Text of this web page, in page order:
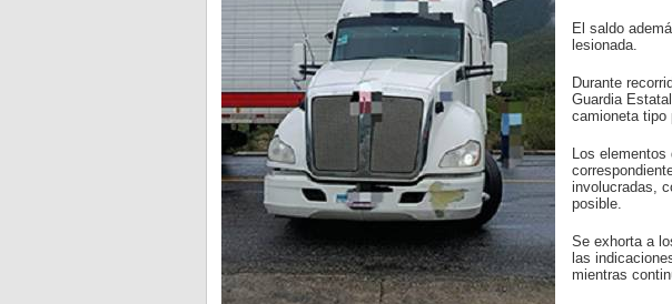
El saldo
lesionada.
Durante
Guardia
camioneta tipo
Los
involucradas,
posible.
Se exhorta a
las
mientras